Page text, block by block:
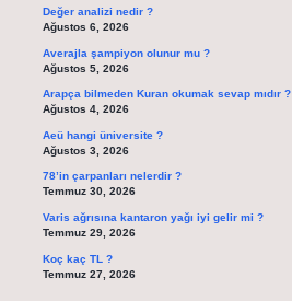
Değer analizi nedir ?
Ağustos 6, 2026
Averajla şampiyon olunur mu ?
Ağustos 5, 2026
Arapça bilmeden Kuran okumak sevap mıdır ?
Ağustos 4, 2026
Aeü hangi üniversite ?
Ağustos 3, 2026
78’in çarpanları nelerdir ?
Temmuz 30, 2026
Varis ağrısına kantaron yağı iyi gelir mi ?
Temmuz 29, 2026
Koç kaç TL ?
Temmuz 27, 2026